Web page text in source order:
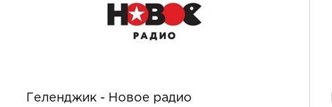
Геленджик - Новое радио